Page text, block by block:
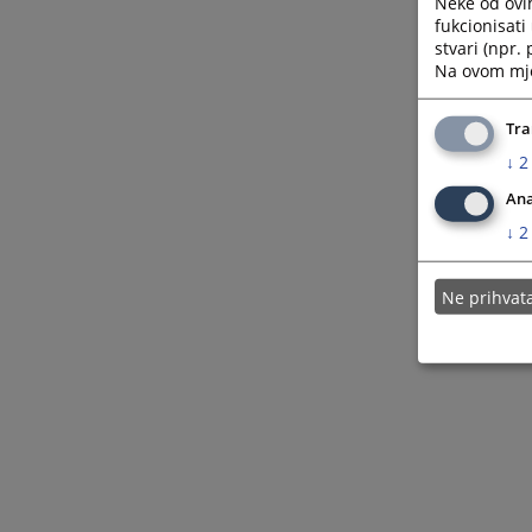
fukcionisati
stvari (npr.
Na ovom
↓ 2
↓ 2
Ne